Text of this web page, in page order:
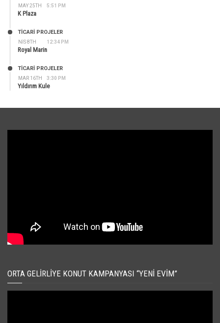
MAY 25TH 5:51 PM
K Plaza
NIS 8TH 12:34 PM
TİCARİ PROJELER
Royal Marin
MAR 16TH 3:30 PM
TİCARİ PROJELER
Yıldırım Kule
ORTA GELIRLIYE KONUT KAMPANYASI “YENI EVIM”